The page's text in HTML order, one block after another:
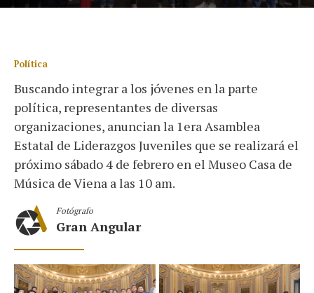
Política
Buscando integrar a los jóvenes en la parte
política, representantes de diversas
organizaciones, anuncian la 1era Asamblea
Estatal de Liderazgos Juveniles que se realizará el
próximo sábado 4 de febrero en el Museo Casa de
Música de Viena a las 10 am.
Fotógrafo
Gran Angular